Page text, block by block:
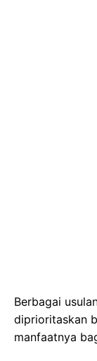
Berbagai
diprioritaskan
manfaatnya